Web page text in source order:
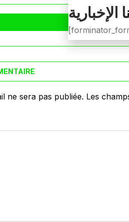
VOIR PLUS
ne sera pas publiée. Les